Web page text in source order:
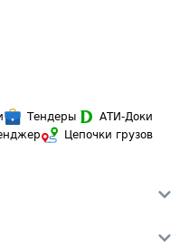
Тендеры
АТИ-Доки
Цепочки грузов